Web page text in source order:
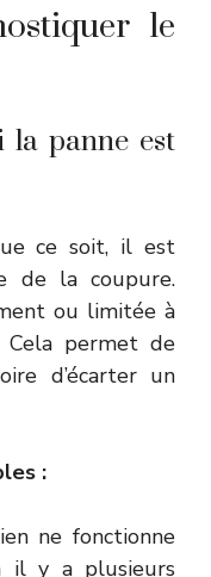
le
la panne est
ce soit, il est
de la coupure.
ou limitée à
permet de
d’écarter un
:
ne fonctionne
il y a plusieurs